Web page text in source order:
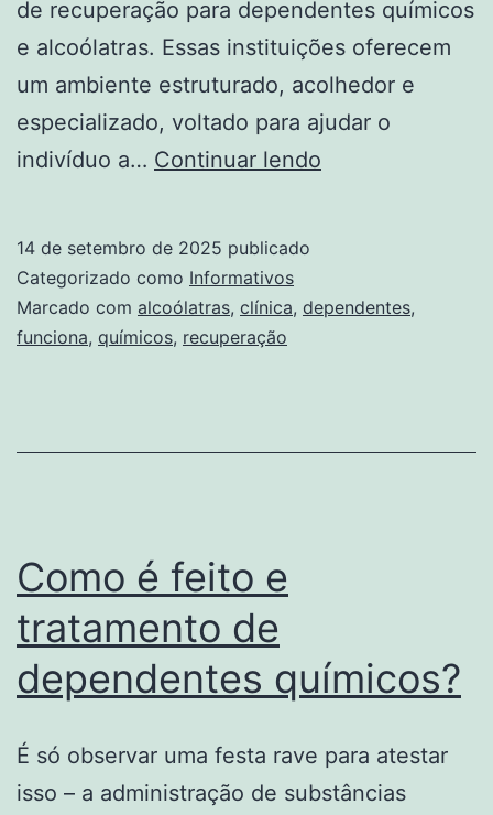
de recuperação para dependentes químicos
e alcoólatras. Essas instituições oferecem
um ambiente estruturado, acolhedor e
especializado, voltado para ajudar o
indivíduo a… Continuar lendo
De
Químicos
14 de setembro de 2025 publicado
Categorizado como Informativos
Marcado com alcoólatras, clínica, dependentes,
funciona, químicos, recuperação
Como é feito e
tratamento de
dependentes químicos?
É só observar uma festa rave para atestar
isso – a administração de substâncias